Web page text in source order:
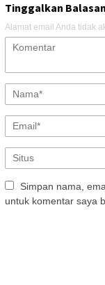
Tinggalkan Balasan
Alamat email Anda tidak
Simpan nama,
untuk komentar saya